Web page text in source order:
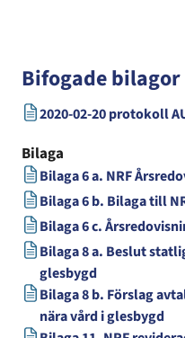
Bifogade bilagor
2020-02-20 protokoll
Bilaga
Bilaga 6 a. NRF
Bilaga 6 b. Bilaga till
Bilaga 6 c.
Bilaga 8 a. Beslut
glesbygd
Bilaga 8 b. Förslag
nära vård i glesbygd